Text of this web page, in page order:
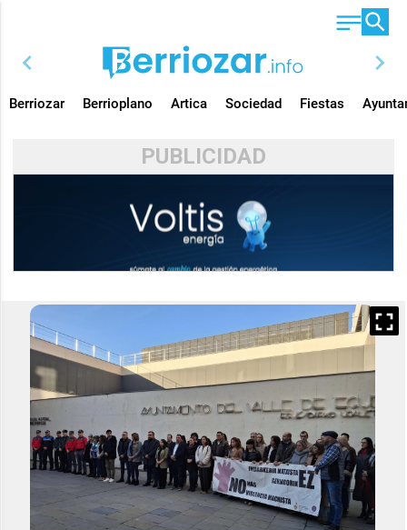
chevron_left chevron_right
Berriozar Berrioplano Artica Sociedad Fiestas
PUBLICIDAD